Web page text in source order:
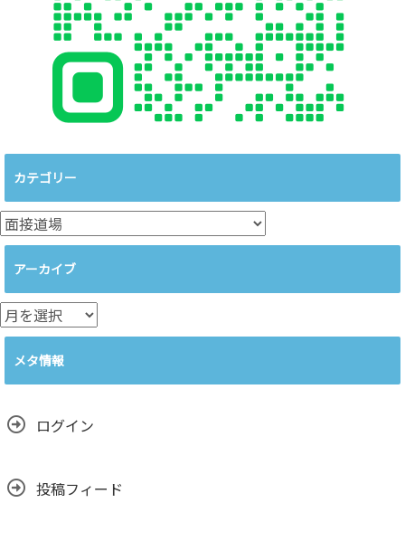
カテゴリー
カ
テ
リ
ー
アーカイブ
ア
ー
イ
メタ情報
ログイン
投稿フィード